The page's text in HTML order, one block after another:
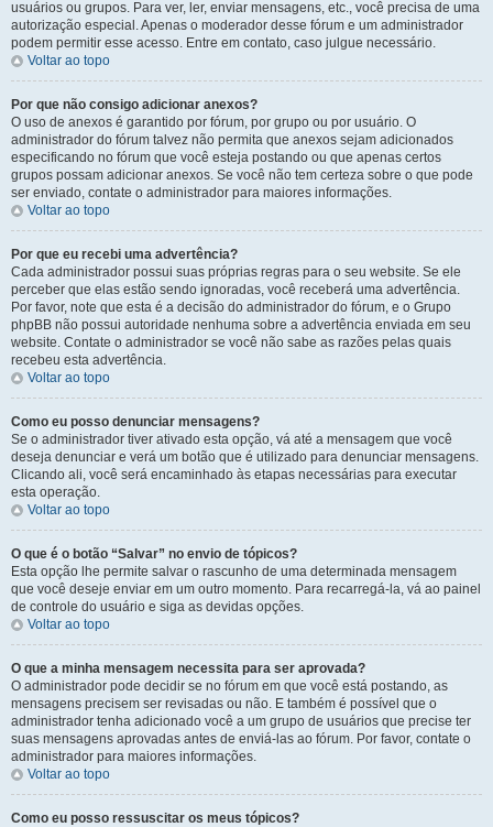
usuários ou grupos. Para ver, ler, enviar mensagens, etc., você precisa de uma
autorização especial. Apenas o moderador desse fórum e um administrador
podem permitir esse acesso. Entre em contato, caso julgue necessário.
Voltar ao topo
Por que não consigo adicionar anexos?
O uso de anexos é garantido por fórum, por grupo ou por usuário. O
administrador do fórum talvez não permita que anexos sejam adicionados
especificando no fórum que você esteja postando ou que apenas certos
grupos possam adicionar anexos. Se você não tem certeza sobre o que pode
ser enviado, contate o administrador para maiores informações.
Voltar ao topo
Por que eu recebi uma advertência?
Cada administrador possui suas próprias regras para o seu website. Se ele
perceber que elas estão sendo ignoradas, você receberá uma advertência.
Por favor, note que esta é a decisão do administrador do fórum, e o Grupo
phpBB não possui autoridade nenhuma sobre a advertência enviada em seu
website. Contate o administrador se você não sabe as razões pelas quais
recebeu esta advertência.
Voltar ao topo
Como eu posso denunciar mensagens?
Se o administrador tiver ativado esta opção, vá até a mensagem que você
deseja denunciar e verá um botão que é utilizado para denunciar mensagens.
Clicando ali, você será encaminhado às etapas necessárias para executar
esta operação.
Voltar ao topo
O que é o botão “Salvar” no envio de tópicos?
Esta opção lhe permite salvar o rascunho de uma determinada mensagem
que você deseje enviar em um outro momento. Para recarregá-la, vá ao painel
de controle do usuário e siga as devidas opções.
Voltar ao topo
O que a minha mensagem necessita para ser aprovada?
O administrador pode decidir se no fórum em que você está postando, as
mensagens precisem ser revisadas ou não. E também é possível que o
administrador tenha adicionado você a um grupo de usuários que precise ter
suas mensagens aprovadas antes de enviá-las ao fórum. Por favor, contate o
administrador para maiores informações.
Voltar ao topo
Como eu posso ressuscitar os meus tópicos?